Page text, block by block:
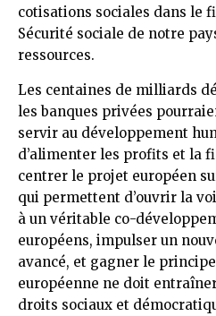
cotisations sociales dans le
Sécurité sociale de notre
ressources.
Les centaines de milliards
les banques privées
servir au développement
d’alimenter les profits et la
centrer le projet européen
qui permettent d’ouvrir la
à un véritable co-
européens, impulser un
avancé, et gagner le principe
européenne ne doit
droits sociaux et